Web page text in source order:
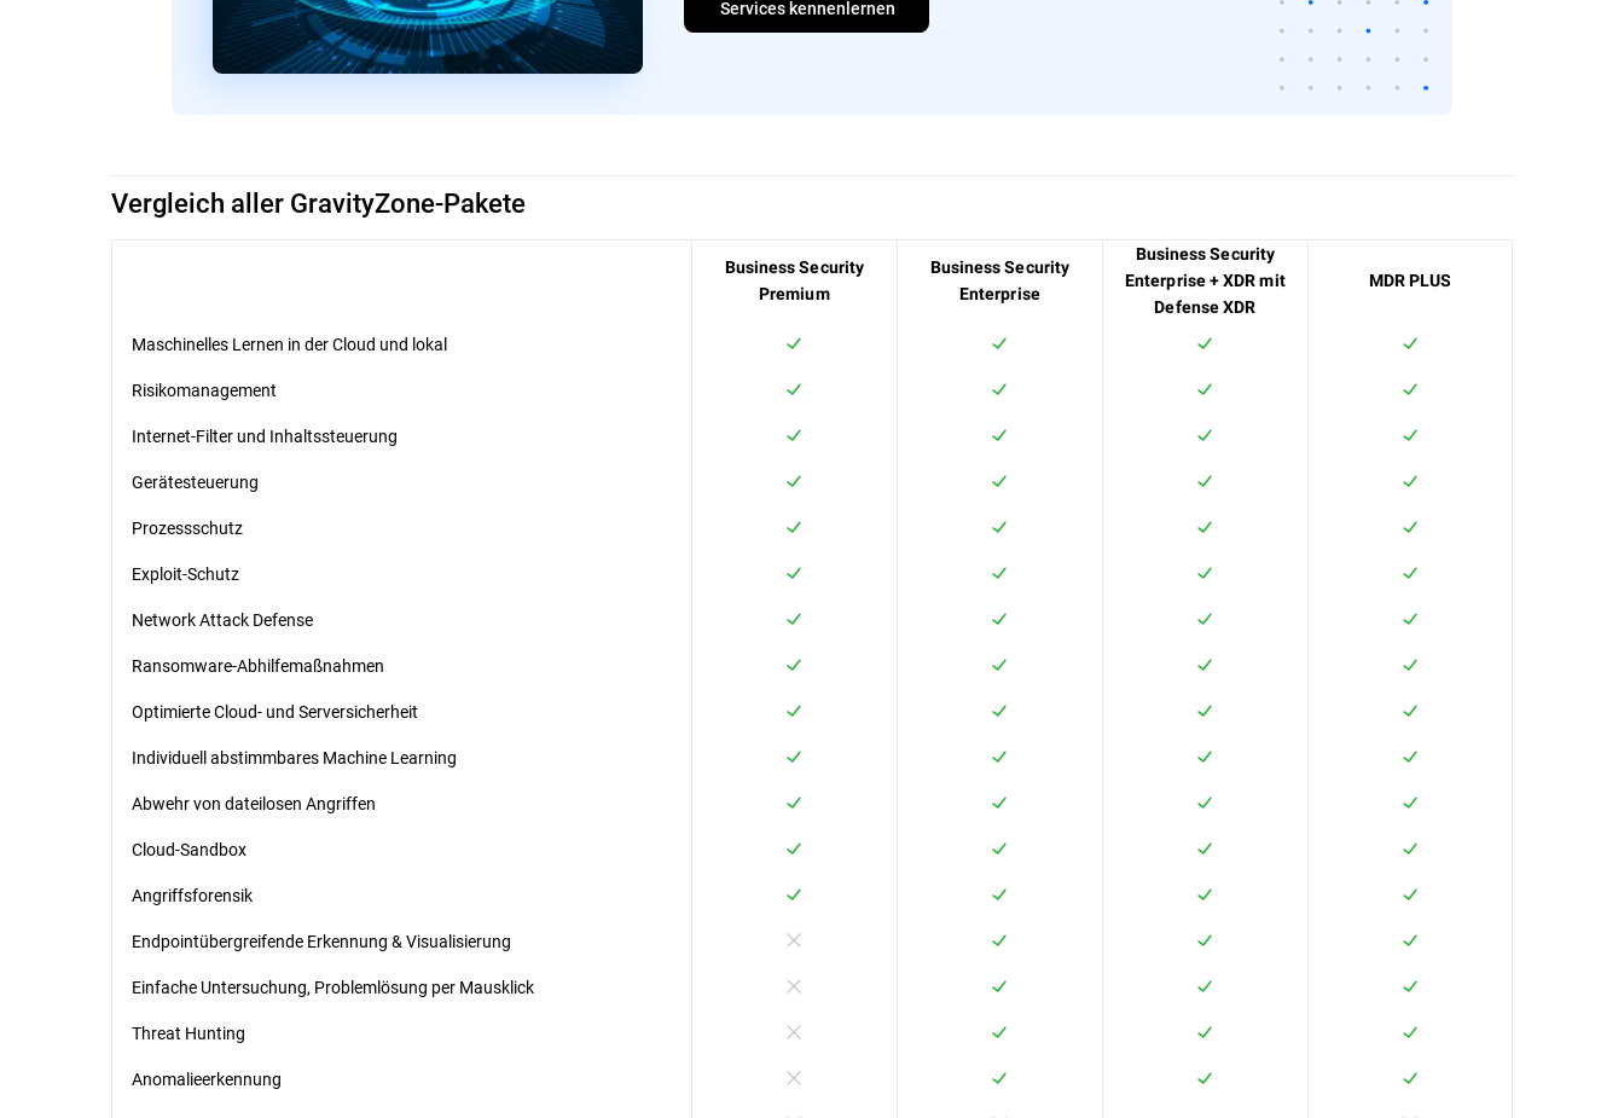
Services kennenlernen
Vergleich aller GravityZone-Pakete
Business Security
Premium
Business Security
Enterprise
Business Security
Enterprise + XDR mit
Defense XDR
MDR PLUS
Maschinelles Lernen in der Cloud und lokal
Risikomanagement
Internet-Filter und Inhaltssteuerung
Gerätesteuerung
Prozessschutz
Exploit-Schutz
Network Attack Defense
Ransomware-Abhilfemaßnahmen
Optimierte Cloud- und Serversicherheit
Individuell abstimmbares Machine Learning
Abwehr von dateilosen Angriffen
Cloud-Sandbox
Angriffsforensik
Endpointübergreifende Erkennung & Visualisierung
Einfache Untersuchung, Problemlösung per Mausklick
Threat Hunting
Anomalieerkennung